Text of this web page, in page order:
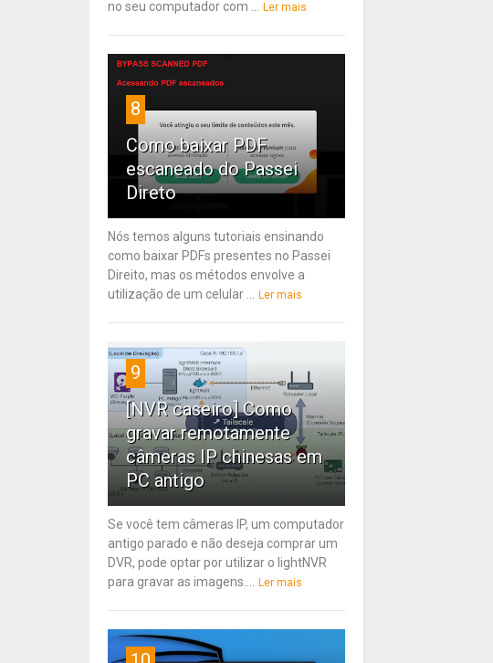
no seu computador com ...
Ler mais
8
Como baixar PDF
escaneado do Passei
Direto
Nós temos alguns tutoriais ensinando
como baixar PDFs presentes no Passei
Direito, mas os métodos envolve a
utilização de um celular ...
Ler mais
9
[NVR caseiro] Como
gravar remotamente
câmeras IP chinesas em
PC antigo
Se você tem câmeras IP, um computador
antigo parado e não deseja comprar um
DVR, pode optar por utilizar o lightNVR
para gravar as imagens....
Ler mais